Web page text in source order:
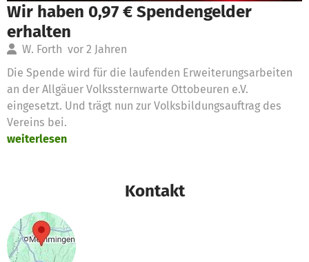
Wir haben 0,97 € Spendengelder
erhalten
W. Forth vor 2 Jahren
Die Spende wird für die laufenden Erweiterungsarbeiten
an der Allgäuer Volkssternwarte Ottobeuren e.V.
eingesetzt. Und trägt nun zur Volksbildungsauftrag des
Vereins bei.
weiterlesen
Kontakt